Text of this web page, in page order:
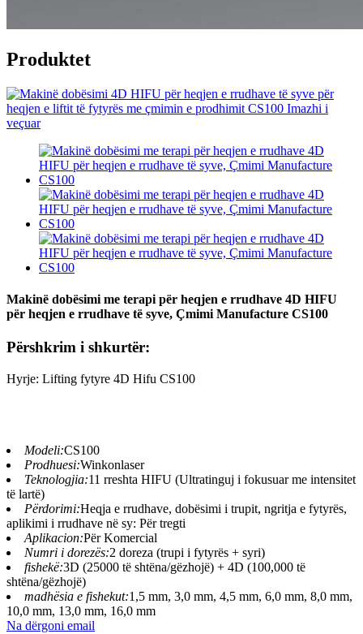
Produktet
Makinë dobësimi me terapi për heqjen e rrudhave 4D HIFU
për heqjen e rrudhave të syve, Çmimi Manufacture CS100
Përshkrim i shkurtër:
Hyrje: Lifting fytyre 4D Hifu CS100
Modeli:CS100
Prodhuesi:Winkonlaser
Teknologjia:11 rreshta HIFU (Ultratinguj i fokusuar me intensitet
të lartë)
Përdorimi:Heqja e rrudhave, dobësimi i trupit, ngritja e fytyrës,
aplikimi i rrudhave në sy: Për tregti
Aplikacion:Për Komercial
Numri i dorezës:2 doreza (trupi i fytyrës + syri)
fishekë:3D (25000 të shtëna/gëzhojë) + 4D (100,000 të
shtëna/gëzhojë)
madhësia e fishekut:1,5 mm, 3,0 mm, 4,5 mm, 6,0 mm, 8,0 mm,
10,0 mm, 13,0 mm, 16,0 mm
Na dërgoni email